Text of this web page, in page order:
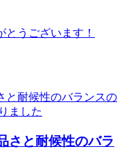
さと耐候性のバラ